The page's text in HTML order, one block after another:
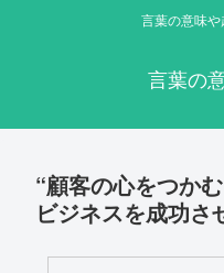
言葉の意味
言葉の
“顧客の心をつか
ビジネスを成功さ